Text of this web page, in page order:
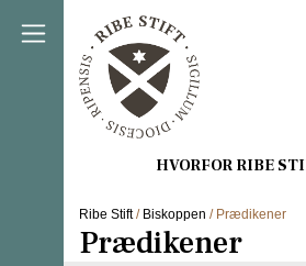
Direkte til indholdet
Ribe Stift/ Biskoppen / Prædikener
Prædikener